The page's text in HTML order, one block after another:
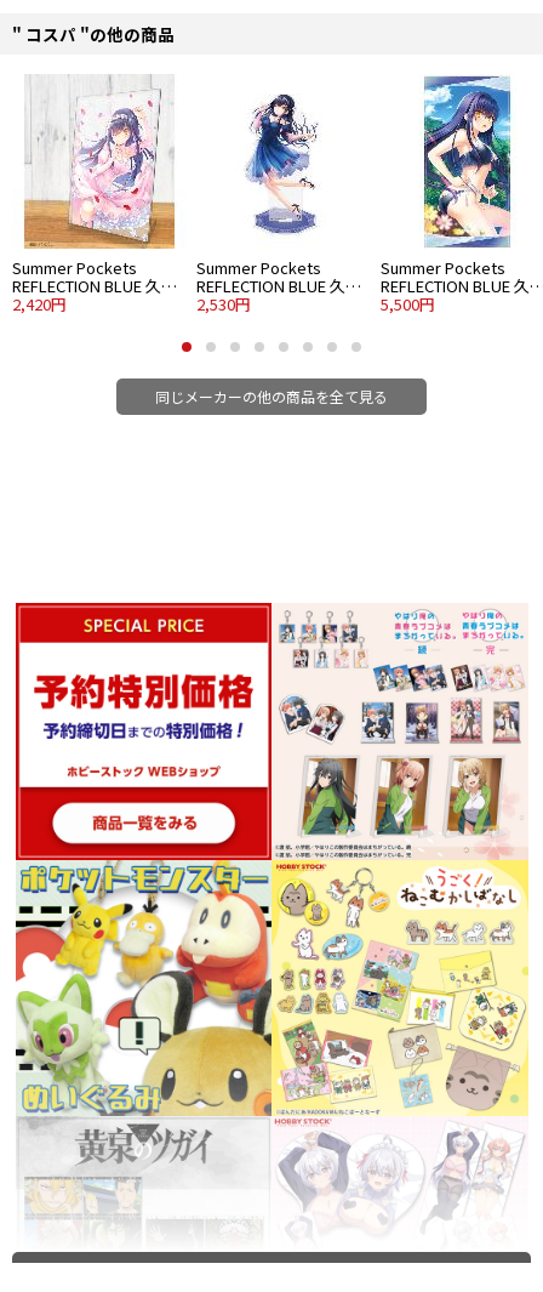
■素材：綿100％
" コスパ "の他の商品
Summer Pockets
REFLECTION BLUE 久島
鴎 アクリルアートスタ
2,420円
Summer Pockets
REFLECTION BLUE 久島
鴎 アクリルスタンド 大
2,530円
Summer Pockets
REFLECTION BLUE 久
鴎 120cmビッグタオル
5,500円
同じメーカーの他の商品を全て見る